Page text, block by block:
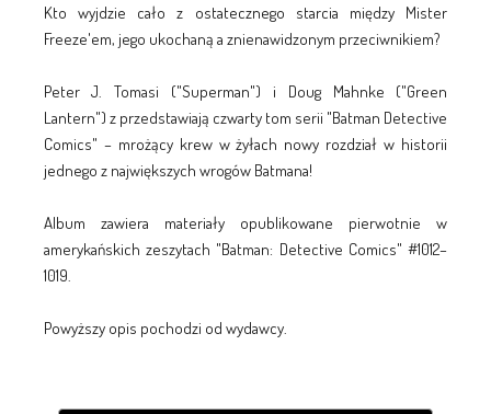
Kto wyjdzie cało z ostatecznego starcia między Mister
Freeze'em, jego ukochaną a znienawidzonym przeciwnikiem?
Peter J. Tomasi ("Superman") i Doug Mahnke ("Green
Lantern") z przedstawiają czwarty tom serii "Batman Detective
Comics" – mrożący krew w żyłach nowy rozdział w historii
jednego z największych wrogów Batmana!
Album zawiera materiały opublikowane pierwotnie w
amerykańskich zeszytach "Batman: Detective Comics" #1012–
1019.
Powyższy opis pochodzi od wydawcy.